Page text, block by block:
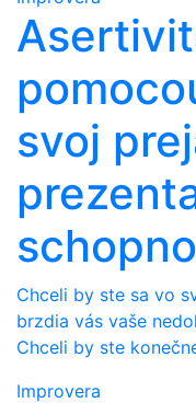
svoj
Chceli by ste sa vo
brzdia vás vaše
Chceli by ste
Improvera